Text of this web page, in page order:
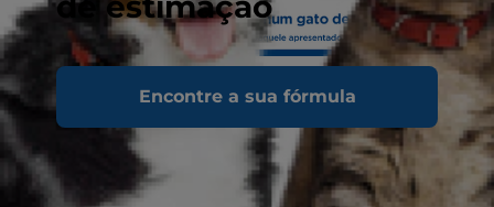
Encontre a sua fórmula